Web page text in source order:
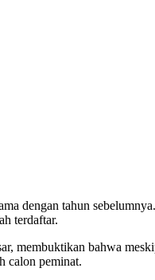
dengan tahun
terdaftar.
membuktikan bahwa
calon peminat.